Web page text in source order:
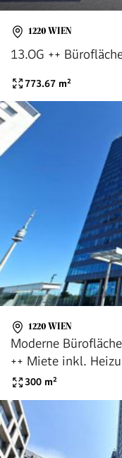
1220 WIEN
13.OG ++
773.67 m²
1220 WIEN
Moderne
++ Miete inkl.
300 m²